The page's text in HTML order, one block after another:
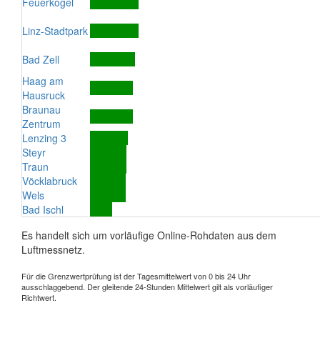
Linz-Stadtpark
Bad Zell
Haag am
Hausruck
Braunau
Zentrum
Lenzing 3
Steyr
Traun
Vöcklabruck
Wels
Bad Ischl
Es handelt sich um vorläufige Online-Rohdaten aus dem
Luftmessnetz.
Für die Grenzwertprüfung ist der Tagesmittelwert von 0 bis 24 Uhr
ausschlaggebend. Der gleitende 24-Stunden Mittelwert gilt als vorläufiger
Richtwert.